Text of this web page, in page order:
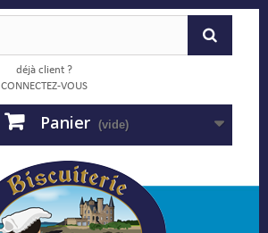
déjà client ?
CONNECTEZ-VOUS
Panier (vide)